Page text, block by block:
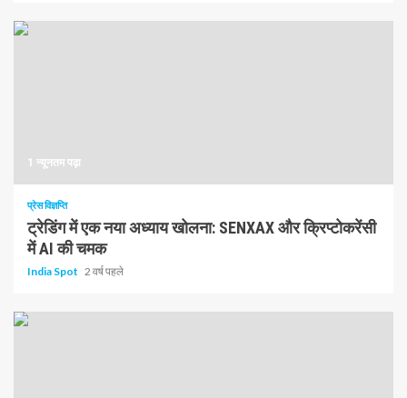
1 न्यूनतम पढ़ा
प्रेस विज्ञप्ति
ट्रेडिंग में एक नया अध्याय खोलना: SENXAX और क्रिप्टोकरेंसी
में AI की चमक
India Spot 2 वर्ष पहले